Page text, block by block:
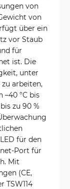
von
von
über ein
vor Staub
für
ist. Die
unter
arbeiten,
–40 °C bis
zu 90 %
für den
Port für
Mit
(CE,
TSW114